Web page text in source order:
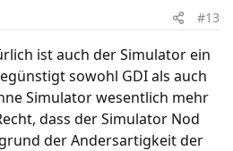
#13
ist auch der Simulator ein
sowohl GDI als auch
Simulator wesentlich mehr
dass der Simulator Nod
der Andersartigkeit der